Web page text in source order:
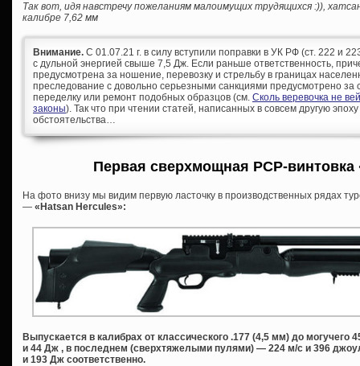
Так вот, идя навстречу пожеланиям малоимущих трудящихся :)),
калибре 7,62 мм
Внимание. С 01.07.21 г. в силу вступили поправки в УК РФ (ст. 222 и
с дульной энергией свыше 7,5 Дж. Если раньше ответственность,
предусмотрена за ношение, перевозку и стрельбу в границах
преследование с довольно серьезными санкциями предусмотрено за
переделку или ремонт подобных образцов (см. Сколь веревочка не
законы). Так что при чтении статей, написанных в совсем другую
обстоятельства…
Первая сверхмощная PCP-винтовка
На фото внизу мы видим первую ласточку в производственных рядах
— «Hatsan Hercules»:
Выпускается в калибрах от классического .177 (4,5 мм) до могучего
и 44 Дж , в последнем (сверхтяжелыми пулями) — 224 м/с и 396
и 193 Дж соответственно.